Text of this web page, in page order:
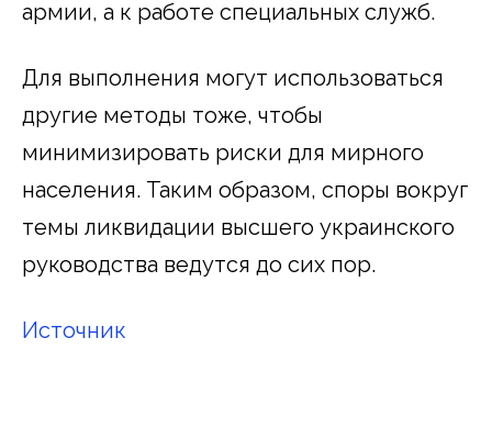
армии, а к работе специальных служб.
Для выполнения могут использоваться
другие методы тоже, чтобы
минимизировать риски для мирного
населения. Таким образом, споры вокруг
темы ликвидации высшего украинского
руководства ведутся до сих пор.
Источник